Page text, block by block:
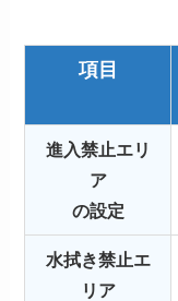
項目
進入禁止エリ
ア
の設定
水拭き禁止エ
リア